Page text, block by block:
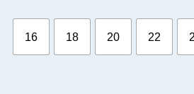
16 18 20 22